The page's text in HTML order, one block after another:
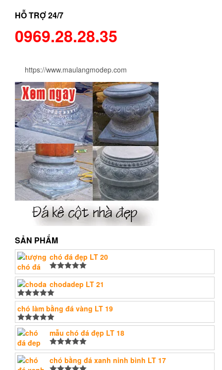
HỖ TRỢ 24/7
0969.28.28.35
https://www.maulangmodep.com
SẢN PHẨM
chó đá đẹp LT 20
Được xếp
hạng5.005
sao
chodadep LT 21
Được xếp
hạng 5.00 5
sao
chó làm bằng đá vàng LT 19
Được xếp
hạng5.00
5
sao
mẫu chó đá đẹp LT 18
Được xếp
hạng5.005
sao
chó bằng đá xanh ninh bình LT 17